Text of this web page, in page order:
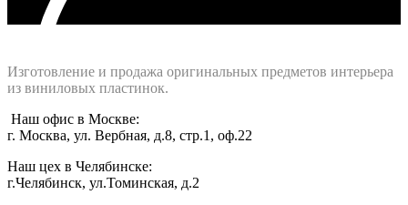
Изготовление и продажа оригинальных предметов интерьера
из виниловых пластинок.
Наш офис в Москве:
г. Москва, ул. Вербная, д.8, стр.1, оф.22
Наш цех в Челябинске:
г.Челябинск, ул.Томинская, д.2